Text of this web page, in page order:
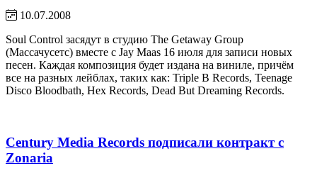
10.07.2008
Soul Control засядут в студию The Getaway Group
(Массачусетс) вместе с Jay Maas 16 июля для записи новых
песен. Каждая композиция будет издана на виниле, причём
все на разных лейблах, таких как: Triple B Records, Teenage
Disco Bloodbath, Hex Records, Dead But Dreaming Records.
Century Media Records подписали контракт с
Zonaria